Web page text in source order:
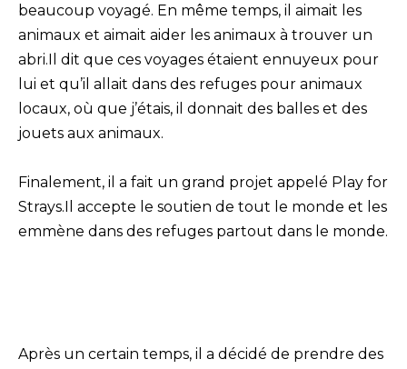
beaucoup voyagé. En même temps, il aimait les
animaux et aimait aider les animaux à trouver un
abri.Il dit que ces voyages étaient ennuyeux pour
lui et qu’il allait dans des refuges pour animaux
locaux, où que j’étais, il donnait des balles et des
jouets aux animaux.
Finalement, il a fait un grand projet appelé Play for
Strays.Il accepte le soutien de tout le monde et les
emmène dans des refuges partout dans le monde.
Après un certain temps, il a décidé de prendre des